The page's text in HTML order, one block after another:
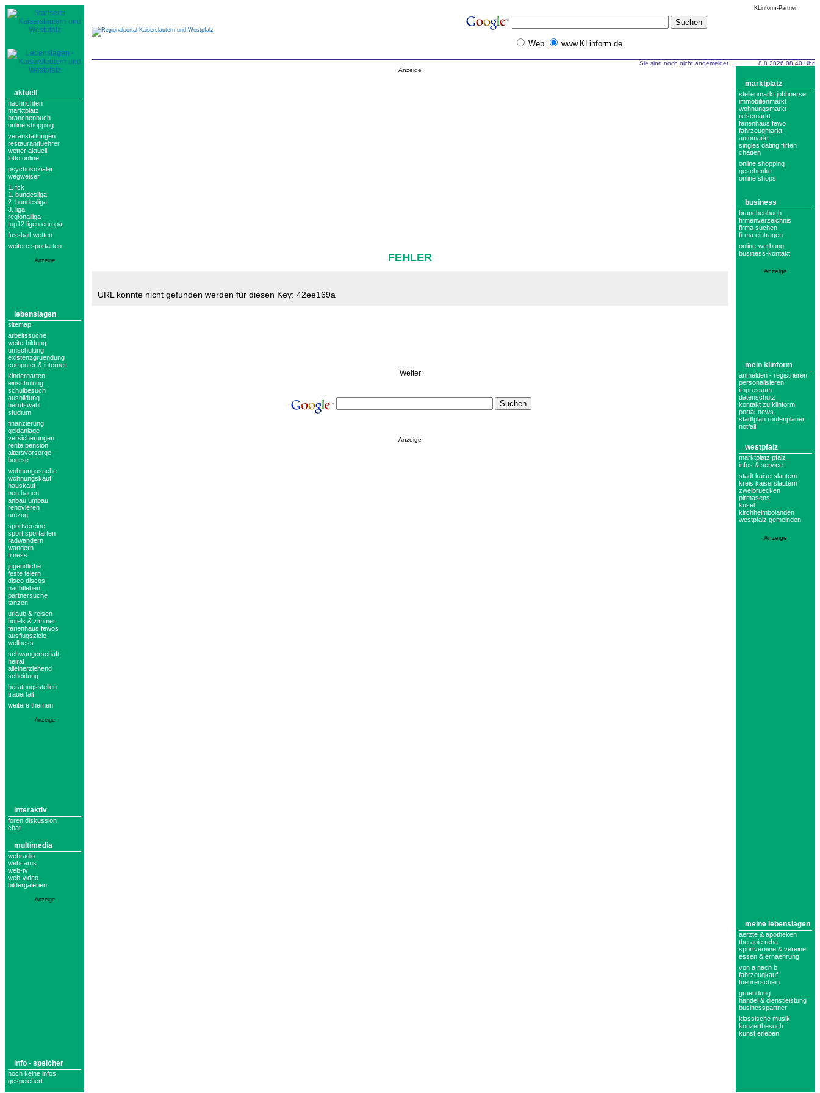
aktuell
nachrichten
marktplatz
branchenbuch
online shopping
veranstaltungen
restaurantfuehrer
wetter aktuell
lotto online
psychosozialer
wegweiser
1. fck
1. bundesliga
2. bundesliga
3. liga
regionalliga
top12 ligen europa
fussball-wetten
weitere sportarten
Anzeige
lebenslagen
sitemap
arbeitssuche
weiterbildung
umschulung
existenzgruendung
computer & internet
kindergarten
einschulung
schulbesuch
ausbildung
berufswahl
studium
finanzierung
geldanlage
versicherungen
rente pension
altersvorsorge
boerse
wohnungssuche
wohnungskauf
hauskauf
neu bauen
anbau umbau
renovieren
umzug
sportvereine
sport sportarten
radwandern
wandern
fitness
jugendliche
feste feiern
disco discos
nachtleben
partnersuche
tanzen
urlaub & reisen
hotels & zimmer
ferienhaus fewos
ausflugsziele
wellness
schwangerschaft
heirat
alleinerziehend
scheidung
beratungsstellen
trauerfall
weitere themen
Anzeige
interaktiv
foren diskussion
chat
multimedia
webradio
webcams
web-tv
web-video
bildergalerien
Anzeige
info - speicher
noch keine infos
gespeichert
KLinform-Partner
Web www.KLinform.de
Sie sind noch nicht angemeldet
Anzeige
FEHLER
URL konnte nicht gefunden werden für diesen Key: 42ee169a
Weiter
Anzeige
8.8.2026 08:40 Uhr
marktplatz
stellenmarkt jobboerse
immobilienmarkt
wohnungsmarkt
reisemarkt
ferienhaus fewo
fahrzeugmarkt
automarkt
singles dating flirten
chatten
online shopping
geschenke
online shops
business
branchenbuch
firmenverzeichnis
firma suchen
firma eintragen
online-werbung
business-kontakt
Anzeige
mein klinform
anmelden - registrieren
personalisieren
impressum
datenschutz
kontakt zu klinform
portal-news
stadtplan routenplaner
notfall
westpfalz
marktplatz pfalz
infos & service
stadt kaiserslautern
kreis kaiserslautern
zweibruecken
pirmasens
kusel
kirchheimbolanden
westpfalz gemeinden
Anzeige
meine lebenslagen
aerzte & apotheken
therapie reha
sportvereine & vereine
essen & ernaehrung
von a nach b
fahrzeugkauf
fuehrerschein
gruendung
handel & dienstleistung
businesspartner
klassische musik
konzertbesuch
kunst erleben